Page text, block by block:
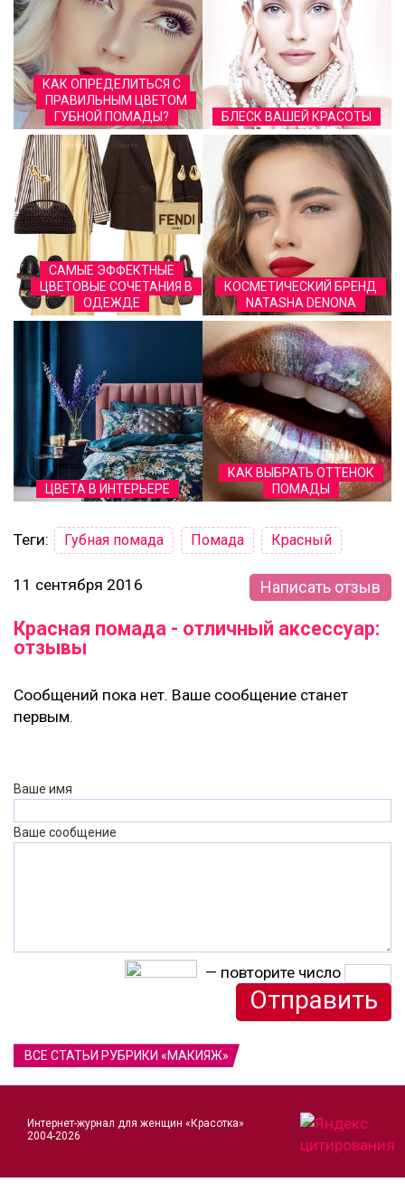
КАК ОПРЕДЕЛИТЬСЯ С
ПРАВИЛЬНЫМ ЦВЕТОМ
ГУБНОЙ ПОМАДЫ?
БЛЕСК ВАШЕЙ КРАСОТЫ
САМЫЕ ЭФФЕКТНЫЕ
ЦВЕТОВЫЕ СОЧЕТАНИЯ В
ОДЕЖДЕ
КОСМЕТИЧЕСКИЙ БРЕНД
NATASHA DENONA
ЦВЕТА В ИНТЕРЬЕРЕ
КАК ВЫБРАТЬ ОТТЕНОК
ПОМАДЫ
Теги: Губная помада Помада Красный
11 сентября 2016 Написать отзыв
Красная помада - отличный аксессуар:
отзывы
Сообщений пока нет. Ваше сообщение станет
первым.
Ваше имя
Ваше сообщение
— повторите число
ВСЕ СТАТЬИ РУБРИКИ «МАКИЯЖ»
Интернет-журнал для женщин «Красотка»
2004-2026